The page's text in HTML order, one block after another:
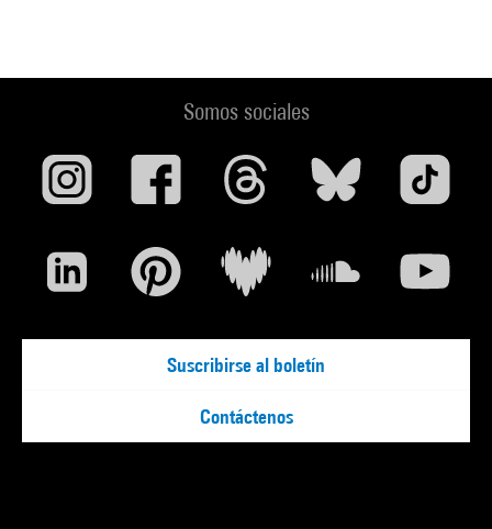
Somos sociales
Suscribirse al boletín
Contáctenos